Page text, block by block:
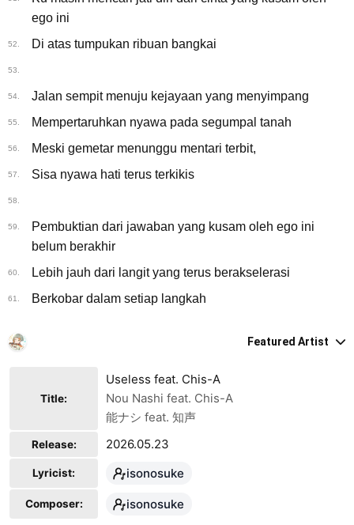
ego ini
52. Di atas tumpukan ribuan bangkai
53.
54. Jalan sempit menuju kejayaan yang menyimpang
55. Mempertaruhkan nyawa pada segumpal tanah
56. Meski gemetar menunggu mentari terbit,
57. Sisa nyawa hati terus terkikis
58.
59.
Pembuktian dari jawaban yang kusam oleh ego ini
belum berakhir
60. Lebih jauh dari langit yang terus berakselerasi
61. Berkobar dalam setiap langkah
Featured Artist
Featured Artist
Title:
Useless feat. Chis-A
Nou Nashi feat. Chis-A
能ナシ feat. 知声
Release: 2026.05.23
Lyricist: isonosuke
Composer: isonosuke